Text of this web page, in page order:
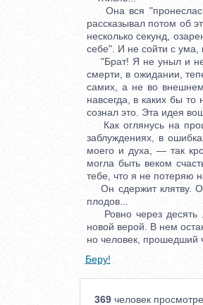
Она вся "пронеслась
рассказывал потом об
несколько секунд,
себе". И не сойти с ума,
"Брат! Я не уныл и не
смерти, в ожидании,
самих, а не во
навсегда, в каких бы
сознал это. Эта идея
Как оглянусь на
заблуждениях, в
моего и духа, — так
могла быть веком
тебе, что я не потеряю
Он сдержит клятву.
плодов...
Ровно через десять
новой верой. В нем
но человек, прошедший
Беру!
369человек